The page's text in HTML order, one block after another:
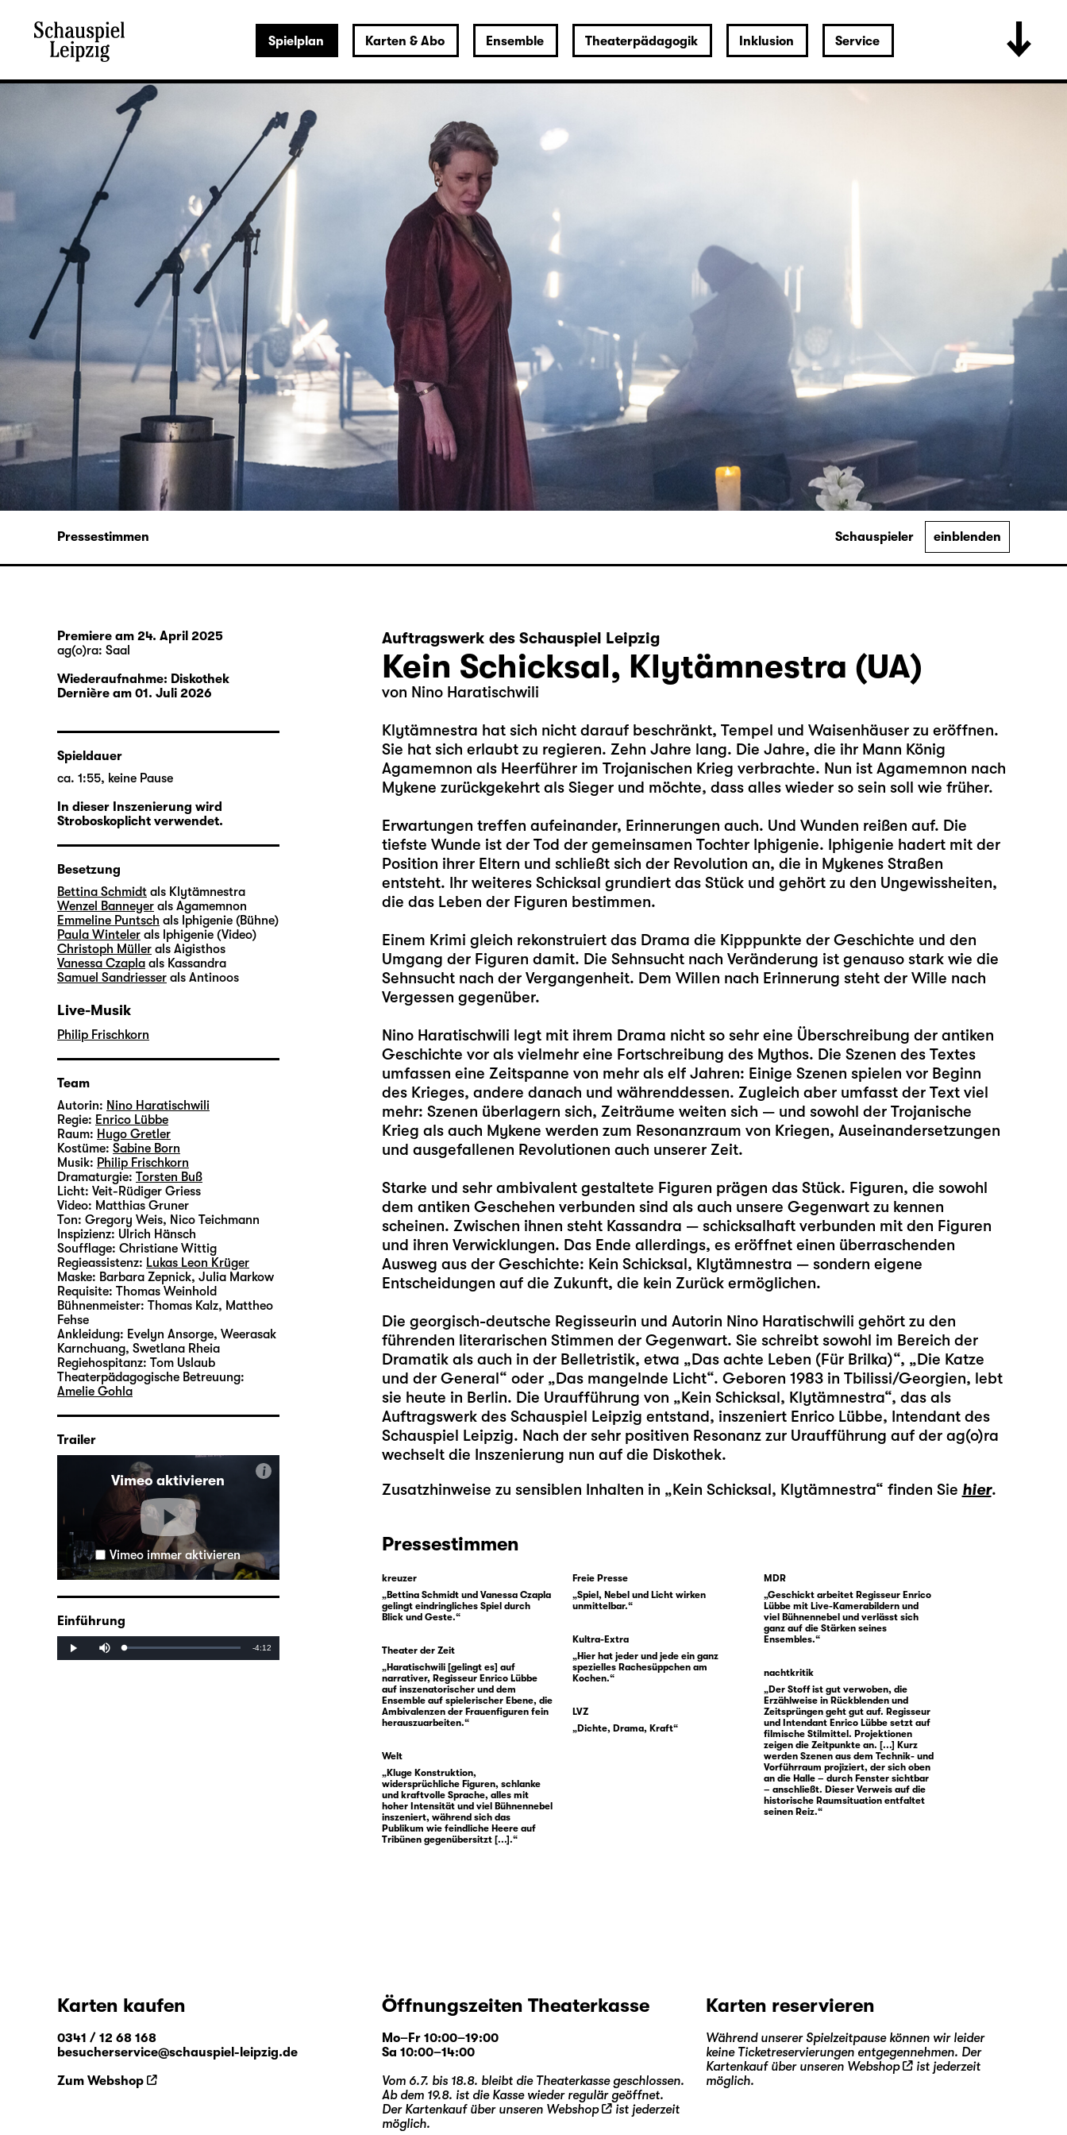
Spielplan Karten & Abo Ensemble Theaterpädagogik Inklusion Service
Pressestimmen Schauspieler einblenden
Auftragswerk des Schauspiel Leipzig
Kein Schicksal, Klytämnestra (UA)
von Nino Haratischwili
Klytämnestra hat sich nicht darauf beschränkt, Tempel und Waisenhäuser zu eröffnen.
Sie hat sich erlaubt zu regieren. Zehn Jahre lang. Die Jahre, die ihr Mann König
Agamemnon als Heerführer im Trojanischen Krieg verbrachte. Nun ist Agamemnon nach
Mykene zurückgekehrt als Sieger und möchte, dass alles wieder so sein soll wie früher.
Erwartungen treffen aufeinander, Erinnerungen auch. Und Wunden reißen auf. Die
tiefste Wunde ist der Tod der gemeinsamen Tochter Iphigenie. Iphigenie hadert mit der
Position ihrer Eltern und schließt sich der Revolution an, die in Mykenes Straßen
entsteht. Ihr weiteres Schicksal grundiert das Stück und gehört zu den Ungewissheiten,
die das Leben der Figuren bestimmen.
Einem Krimi gleich rekonstruiert das Drama die Kipppunkte der Geschichte und den
Umgang der Figuren damit. Die Sehnsucht nach Veränderung ist genauso stark wie die
Sehnsucht nach der Vergangenheit. Dem Willen nach Erinnerung steht der Wille nach
Vergessen gegenüber.
Nino Haratischwili legt mit ihrem Drama nicht so sehr eine Überschreibung der antiken
Geschichte vor als vielmehr eine Fortschreibung des Mythos. Die Szenen des Textes
umfassen eine Zeitspanne von mehr als elf Jahren: Einige Szenen spielen vor Beginn
des Krieges, andere danach und währenddessen. Zugleich aber umfasst der Text viel
mehr: Szenen überlagern sich, Zeiträume weiten sich — und sowohl der Trojanische
Krieg als auch Mykene werden zum Resonanzraum von Kriegen, Auseinandersetzungen
und ausgefallenen Revolutionen auch unserer Zeit.
Starke und sehr ambivalent gestaltete Figuren prägen das Stück. Figuren, die sowohl
dem antiken Geschehen verbunden sind als auch unsere Gegenwart zu kennen
scheinen. Zwischen ihnen steht Kassandra — schicksalhaft verbunden mit den Figuren
und ihren Verwicklungen. Das Ende allerdings, es eröffnet einen überraschenden
Ausweg aus der Geschichte: Kein Schicksal, Klytämnestra — sondern eigene
Entscheidungen auf die Zukunft, die kein Zurück ermöglichen.
Die georgisch-deutsche Regisseurin und Autorin Nino Haratischwili gehört zu den
führenden literarischen Stimmen der Gegenwart. Sie schreibt sowohl im Bereich der
Dramatik als auch in der Belletristik, etwa „Das achte Leben (Für Brilka)“, „Die Katze
und der General“ oder „Das mangelnde Licht“. Geboren 1983 in Tbilissi/Georgien, lebt
sie heute in Berlin. Die Uraufführung von „Kein Schicksal, Klytämnestra“, das als
Auftragswerk des Schauspiel Leipzig entstand, inszeniert Enrico Lübbe, Intendant des
Schauspiel Leipzig. Nach der sehr positiven Resonanz zur Uraufführung auf der ag(o)ra
wechselt die Inszenierung nun auf die Diskothek.
Zusatzhinweise zu sensiblen Inhalten in „Kein Schicksal, Klytämnestra“ finden Sie hier.
Pressestimmen
kreuzer
„Bettina Schmidt und Vanessa Czapla
gelingt eindringliches Spiel durch
Blick und Geste.“
Theater der Zeit
„Haratischwili [gelingt es] auf
narrativer, Regisseur Enrico Lübbe
auf inszenatorischer und dem
Ensemble auf spielerischer Ebene, die
Ambivalenzen der Frauenfiguren fein
herauszuarbeiten.“
Welt
„Kluge Konstruktion,
widersprüchliche Figuren, schlanke
und kraftvolle Sprache, alles mit
hoher Intensität und viel Bühnennebel
inszeniert, während sich das
Publikum wie feindliche Heere auf
Tribünen gegenübersitzt [...].“
Freie Presse
„Spiel, Nebel und Licht wirken
unmittelbar.“
Kultra-Extra
„Hier hat jeder und jede ein ganz
spezielles Rachesüppchen am
Kochen.“
LVZ
„Dichte, Drama, Kraft“
MDR
„Geschickt arbeitet Regisseur Enrico
Lübbe mit Live-Kamerabildern und
viel Bühnennebel und verlässt sich
ganz auf die Stärken seines
Ensembles.“
nachtkritik
„Der Stoff ist gut verwoben, die
Erzählweise in Rückblenden und
Zeitsprüngen geht gut auf. Regisseur
und Intendant Enrico Lübbe setzt auf
filmische Stilmittel. Projektionen
zeigen die Zeitpunkte an. [...] Kurz
werden Szenen aus dem Technik- und
Vorführraum projiziert, der sich oben
an die Halle – durch Fenster sichtbar
– anschließt. Dieser Verweis auf die
historische Raumsituation entfaltet
seinen Reiz.“
Premiere am 24. April 2025
ag(o)ra: Saal
Wiederaufnahme: Diskothek
Dernière am 01. Juli 2026
Spieldauer
ca. 1:55, keine Pause
In dieser Inszenierung wird
Stroboskoplicht verwendet.
Besetzung
Bettina Schmidt als Klytämnestra
Wenzel Banneyer als Agamemnon
Emmeline Puntsch als Iphigenie (Bühne)
Paula Winteler als lphigenie (Video)
Christoph Müller als Aigisthos
Vanessa Czapla als Kassandra
Samuel Sandriesser als Antinoos
Live-Musik
Philip Frischkorn
Team
Autorin: Nino Haratischwili
Regie: Enrico Lübbe
Raum: Hugo Gretler
Kostüme: Sabine Born
Musik: Philip Frischkorn
Dramaturgie: Torsten Buß
Licht: Veit-Rüdiger Griess
Video: Matthias Gruner
Ton: Gregory Weis, Nico Teichmann
Inspizienz: Ulrich Hänsch
Soufflage: Christiane Wittig
Regieassistenz: Lukas Leon Krüger
Maske: Barbara Zepnick, Julia Markow
Requisite: Thomas Weinhold
Bühnenmeister: Thomas Kalz, Mattheo
Fehse
Ankleidung: Evelyn Ansorge, Weerasak
Karnchuang, Swetlana Rheia
Regiehospitanz: Tom Uslaub
Theaterpädagogische Betreuung:
Amelie Gohla
Trailer
Vimeo aktivieren
i
Vimeo immer aktivieren
Einführung
Play Loaded:
Progress:
Remaining
-4:12
Karten kaufen
0341 / 12 68 168
besucherservice@schauspiel-leipzig.de
Zum Webshop
Öffnungszeiten Theaterkasse
Mo–Fr 10:00–19:00
Sa 10:00–14:00
Vom 6.7. bis 18.8. bleibt die Theaterkasse geschlossen.
Ab dem 19.8. ist die Kasse wieder regulär geöffnet.
Der Kartenkauf über unseren Webshop
ist jederzeit
möglich.
Karten reservieren
Während unserer Spielzeitpause können wir leider
keine Ticketreservierungen entgegennehmen. Der
Kartenkauf über unseren Webshop
ist jederzeit
möglich.